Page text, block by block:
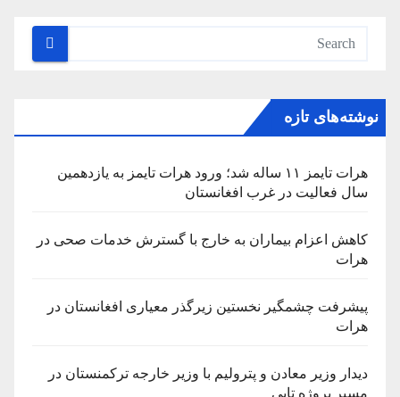
نوشته‌های تازه
هرات تایمز ۱۱ ساله شد؛ ورود هرات تایمز به یازدهمین
سال فعالیت در غرب افغانستان
کاهش اعزام بیماران به خارج با گسترش خدمات صحی در
هرات
پیشرفت چشمگیر نخستین زیرگذر معیاری افغانستان در
هرات
دیدار وزیر معادن و پترولیم با وزیر خارجه ترکمنستان در
مسیر پروژه تاپی